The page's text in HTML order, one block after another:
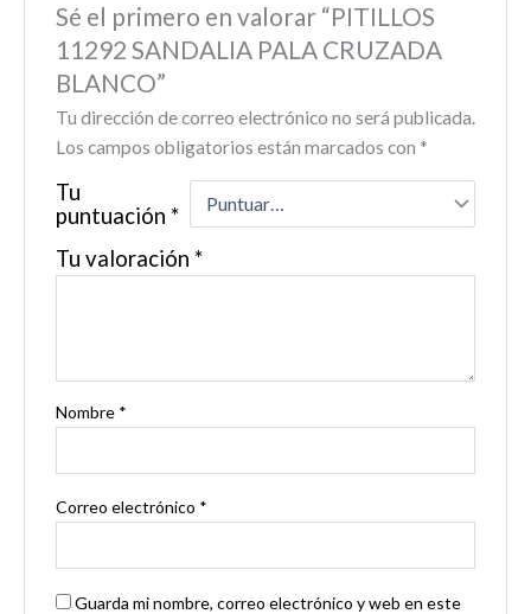
Sé el primero en valorar “PITILLOS
11292 SANDALIA PALA CRUZADA
BLANCO”
Tu dirección de correo electrónico no será publicada.
Los campos obligatorios están marcados con *
Tu
puntuación *
Tu valoración *
Nombre *
Correo electrónico *
Guarda mi nombre, correo electrónico y web en este